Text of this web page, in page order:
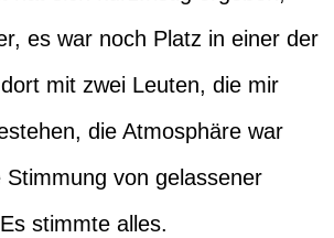
es war noch Platz in einer der
mit zwei Leuten, die mir
die Atmosphäre war
von gelassener
stimmte alles.